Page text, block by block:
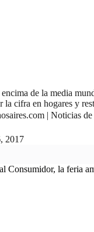
de la media
la cifra en hogares y
| Noticias
2017
Consumidor, la feria